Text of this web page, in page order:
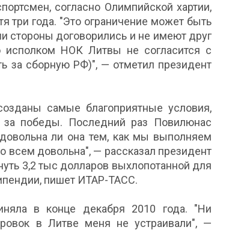
согласно Олимпийской хартии,
три года. "Это ограничение может быть
стороны договорились и не имеют друг
НОК Литвы не согласится с
за сборную РФ)", — отметил президент
самые благоприятные условия,
победы. Последний раз Повилюнас
ли она тем, как мы выполняем
всем довольна", — рассказал президент
3,2 тыс долларов выхлопотанной для
пишет ИТАР-ТАСС.
в конце декабря 2010 года. "Ни
в Литве меня не устраивали", —